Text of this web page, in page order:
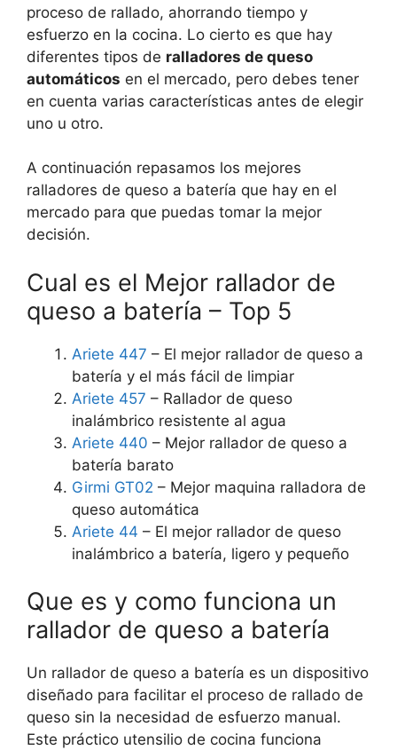
proceso de rallado, ahorrando tiempo y
esfuerzo en la cocina. Lo cierto es que hay
diferentes tipos de ralladores de queso
automáticos en el mercado, pero debes tener
en cuenta varias características antes de elegir
uno u otro.
A continuación repasamos los mejores
ralladores de queso a batería que hay en el
mercado para que puedas tomar la mejor
decisión.
Cual es el Mejor rallador de
queso a batería – Top 5
Ariete 447 – El mejor rallador de queso a
batería y el más fácil de limpiar
Ariete 457 – Rallador de queso
inalámbrico resistente al agua
Ariete 440 – Mejor rallador de queso a
batería barato
Girmi GT02 – Mejor maquina ralladora de
queso automática
Ariete 44 – El mejor rallador de queso
inalámbrico a batería, ligero y pequeño
Que es y como funciona un
rallador de queso a batería
Un rallador de queso a batería es un dispositivo
diseñado para facilitar el proceso de rallado de
queso sin la necesidad de esfuerzo manual.
Este práctico utensilio de cocina funciona